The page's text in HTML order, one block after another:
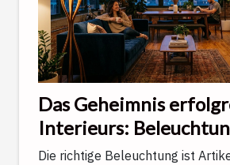
Das Geheimnis
Interieurs:
Auge fällt
Die richtige Beleuchtung ist